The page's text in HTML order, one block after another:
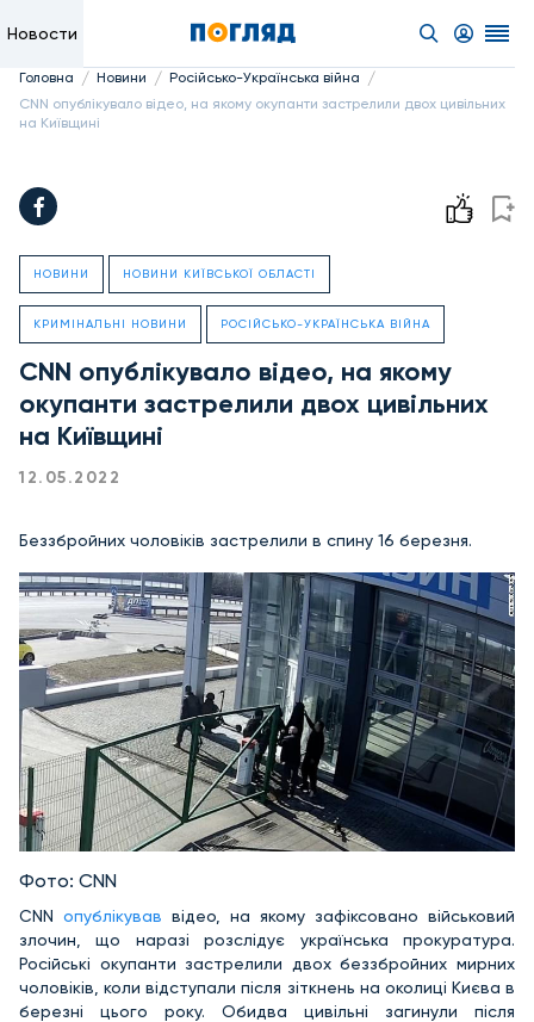
Новости
Головна / Новини / Російсько-Українська війна /
CNN опублікувало відео, на якому окупанти застрелили двох цивільних
на Київщині
НОВИНИ НОВИНИ КИЇВСЬКОЇ ОБЛАСТІ
КРИМІНАЛЬНІ НОВИНИ РОСІЙСЬКО-УКРАЇНСЬКА ВІЙНА
CNN опублікувало відео, на якому
окупанти застрелили двох цивільних
на Київщині
12.05.2022
Беззбройних чоловіків застрелили в спину 16 березня.
Фото: CNN
CNN опублікував відео, на якому зафіксовано військовий
злочин, що наразі розслідує українська прокуратура.
Російські окупанти застрелили двох беззбройних мирних
чоловіків, коли відступали після зіткнень на околиці Києва в
березні цього року. Обидва цивільні загинули після